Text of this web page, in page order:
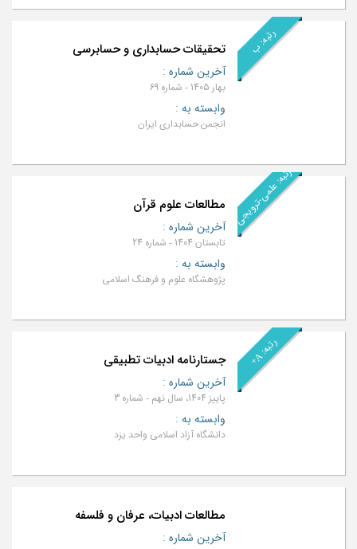
رتبه: ب تحقیقات حسابداری و حسابرسی
آخرین شماره :
بهار 1405 - شماره 69
وابسته به :
انجمن حسابداری ایران
رتبه: علمی-ترویجی مطالعات علوم قرآن
آخرین شماره :
تابستان 1404 - شماره 24
وابسته به :
پژوهشگاه علوم و فرهنگ اسلامی
ر
ت
ب
ه
:
A+
جستارنامه ادبیات تطبیقی
آخرین شماره :
پاییز 1404، سال نهم - شماره 3
وابسته به :
دانشگاه آزاد اسلامی واحد یزد
مطالعات ادبیات، عرفان و فلسفه
آخرین شماره :